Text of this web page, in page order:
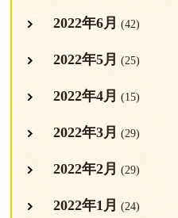
2022年6月 (42)
2022年5月 (25)
2022年4月 (15)
2022年3月 (29)
2022年2月 (29)
2022年1月 (24)